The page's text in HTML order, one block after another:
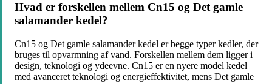
Hvad er forskellen mellem Cn15 og Det gamle
salamander kedel?
Cn15 og Det gamle salamander kedel er begge typer kedler, der
bruges til opvarmning af vand. Forskellen mellem dem ligger i
design, teknologi og ydeevne. Cn15 er en nyere model kedel
med avanceret teknologi og energieffektivitet, mens Det gamle